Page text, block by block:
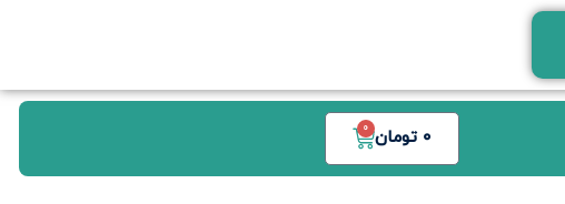
0 تومان 0